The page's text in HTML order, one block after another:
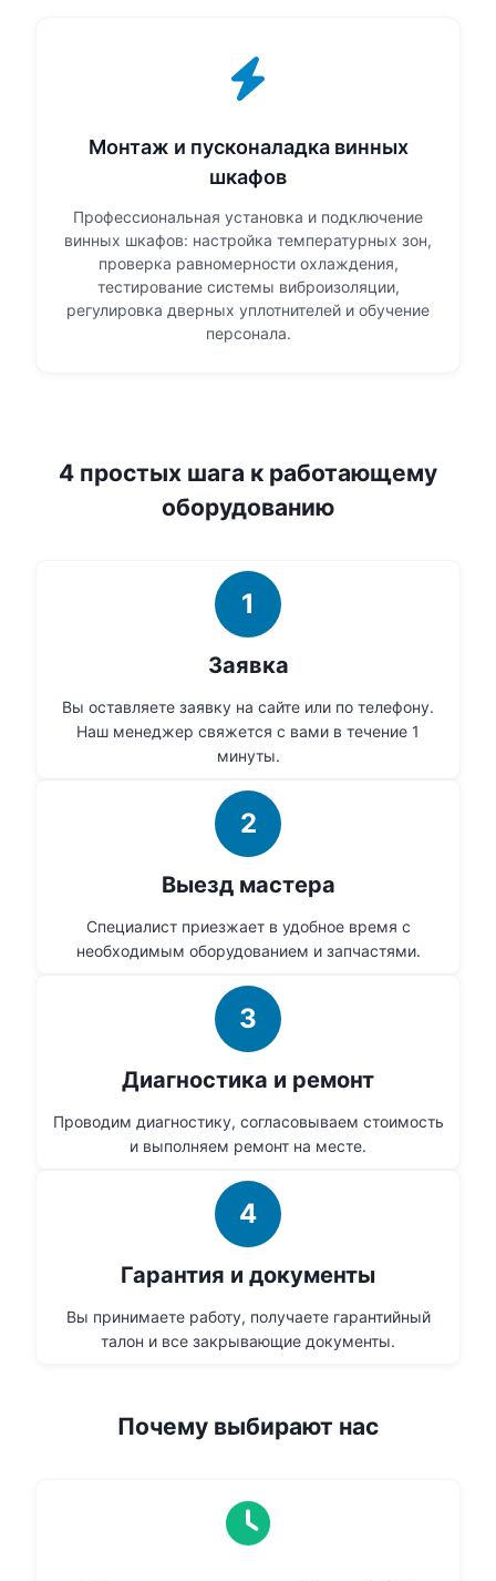
Монтаж и пусконаладка винных
шкафов
Профессиональная установка и подключение
винных шкафов: настройка температурных зон,
проверка равномерности охлаждения,
тестирование системы виброизоляции,
регулировка дверных уплотнителей и обучение
персонала.
4 простых шага к работающему
оборудованию
1
Заявка
Вы оставляете заявку на сайте или по телефону.
Наш менеджер свяжется с вами в течение 1
минуты.
2
Выезд мастера
Специалист приезжает в удобное время с
необходимым оборудованием и запчастями.
3
Диагностика и ремонт
Проводим диагностику, согласовываем стоимость
и выполняем ремонт на месте.
4
Гарантия и документы
Вы принимаете работу, получаете гарантийный
талон и все закрывающие документы.
Почему выбирают нас